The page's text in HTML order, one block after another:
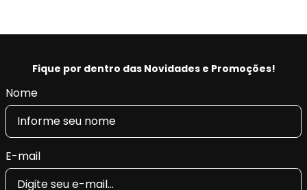
Fique por dentro das Novidades e Promoções!
Nome
E-mail